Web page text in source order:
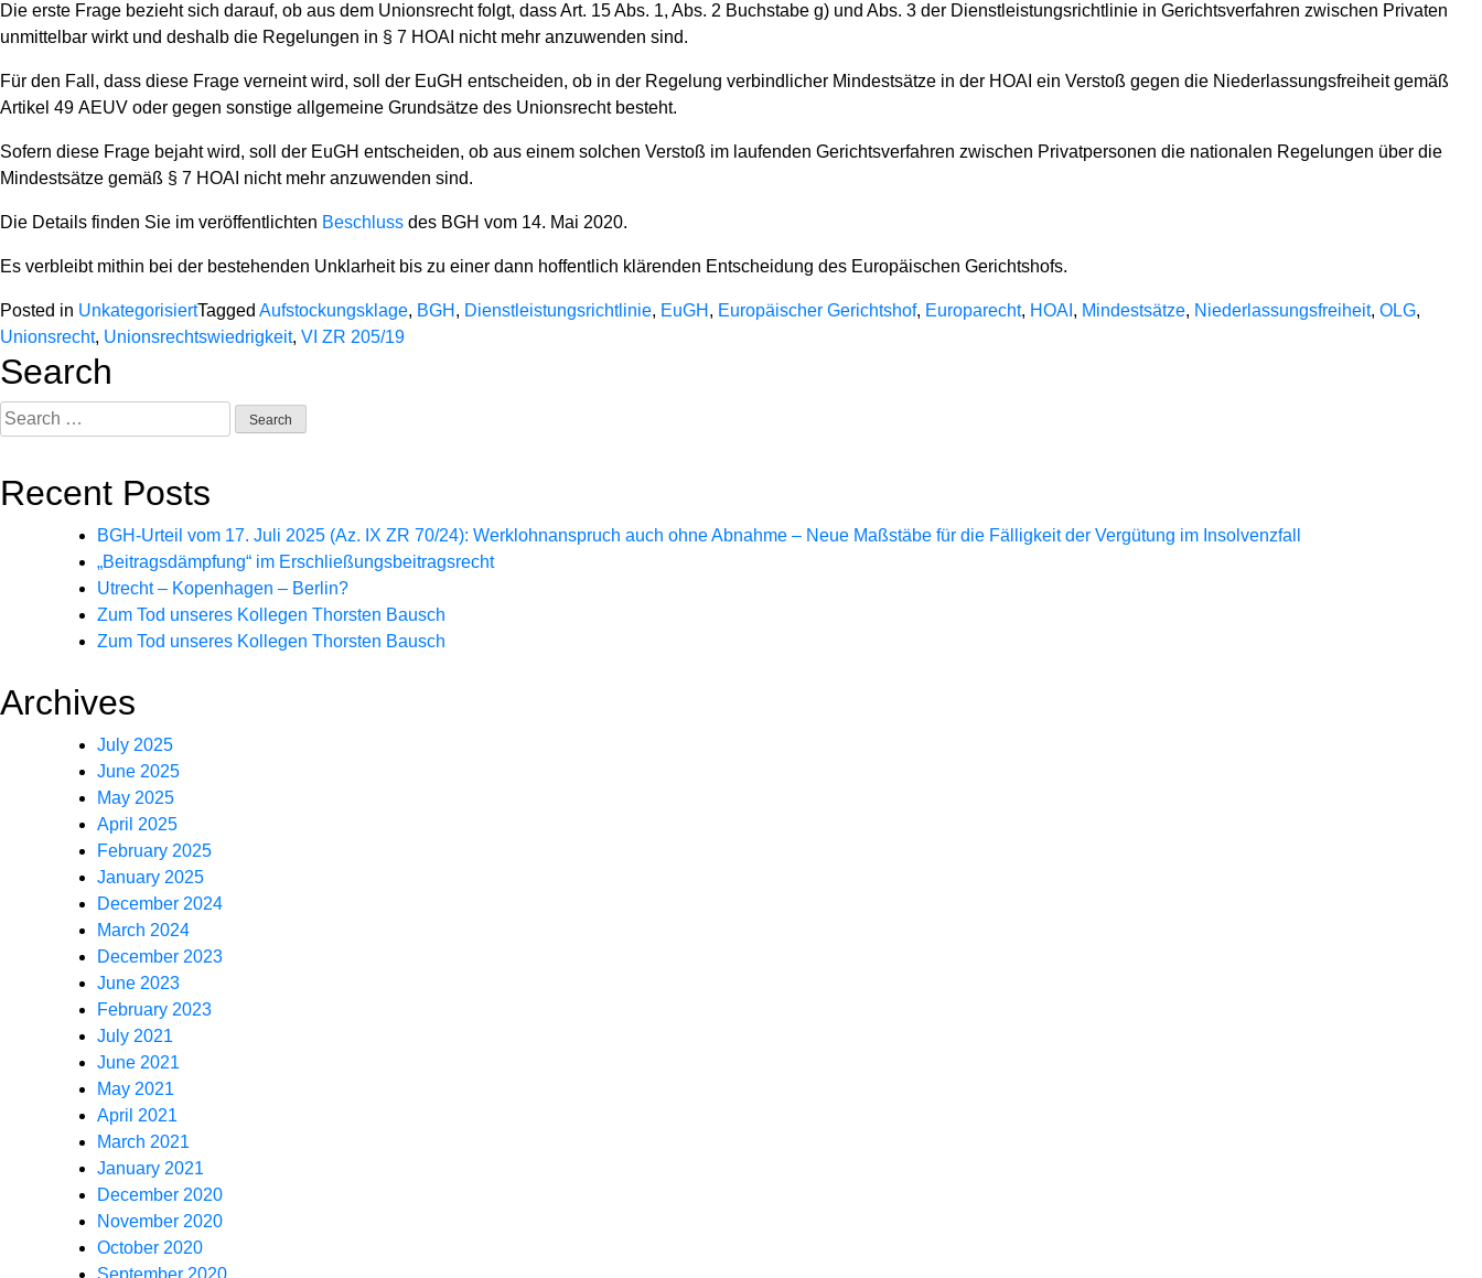
Die erste Frage bezieht sich darauf, ob aus dem Unionsrecht folgt, dass Art. 15 Abs. 1, Abs. 2 Buchstabe g) und Abs. 3 der Dienstleistungsrichtlinie in Gerichtsverfahren zwischen Privaten
unmittelbar wirkt und deshalb die Regelungen in § 7 HOAI nicht mehr anzuwenden sind.
Für den Fall, dass diese Frage verneint wird, soll der EuGH entscheiden, ob in der Regelung verbindlicher Mindestsätze in der HOAI ein Verstoß gegen die Niederlassungsfreiheit gemäß
Artikel 49 AEUV oder gegen sonstige allgemeine Grundsätze des Unionsrecht besteht.
Sofern diese Frage bejaht wird, soll der EuGH entscheiden, ob aus einem solchen Verstoß im laufenden Gerichtsverfahren zwischen Privatpersonen die nationalen Regelungen über die
Mindestsätze gemäß § 7 HOAI nicht mehr anzuwenden sind.
Die Details finden Sie im veröffentlichten Beschluss des BGH vom 14. Mai 2020.
Es verbleibt mithin bei der bestehenden Unklarheit bis zu einer dann hoffentlich klärenden Entscheidung des Europäischen Gerichtshofs.
Posted in UnkategorisiertTagged Aufstockungsklage, BGH , Dienstleistungsrichtlinie, EuGH , Europäischer Gerichtshof, Europarecht, HOAI , Mindestsätze, Niederlassungsfreiheit, OLG,
Unionsrecht, Unionsrechtswiedrigkeit, VI ZR 205/19
Search
Search
for:
Recent Posts
BGH-Urteil vom 17. Juli 2025 (Az. IX ZR 70/24): Werklohnanspruch auch ohne Abnahme – Neue Maßstäbe für die Fälligkeit der Vergütung im Insolvenzfall
„Beitragsdämpfung“ im Erschließungsbeitragsrecht
Utrecht – Kopenhagen – Berlin?
Zum Tod unseres Kollegen Thorsten Bausch
Zum Tod unseres Kollegen Thorsten Bausch
Archives
July 2025
June 2025
May 2025
April 2025
February 2025
January 2025
December 2024
March 2024
December 2023
June 2023
February 2023
July 2021
June 2021
May 2021
April 2021
March 2021
January 2021
December 2020
November 2020
October 2020
September 2020